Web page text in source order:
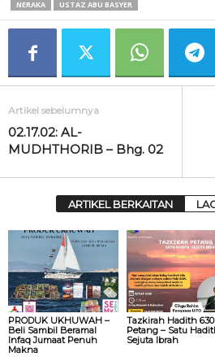
NERAKA USTAZ ABU BASYER
Artikel sebelumnya
02.17.02: AL-
MUDHTHORIB – Bhg. 02
ARTIKEL BERKAITAN
PRODUK UKHUWAH –
Beli Sambil Beramal
Infaq Jumaat Penuh
Makna
Tazkirah Hadith 630
Petang – Satu
Sejuta Ibrah